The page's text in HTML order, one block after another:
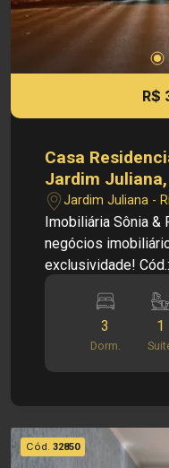
R$
Casa
Jardim
Jardim Juliana -
Imobiliária Sônia &
negócios
exclusividade! Cód.: V 32867 Principais
Bairro Jardim
Dormitórios,
Área de serviço -
de garagem Dimensões: - 160,00 m² de Área
avenidas, escolas
Investimento de Venda: R$
3
Dorm.
1
Cód. 32850